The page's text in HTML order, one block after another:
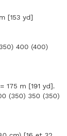
[153 yd]
400 (400)
175 m [191 yd].
(350) 350 (350)